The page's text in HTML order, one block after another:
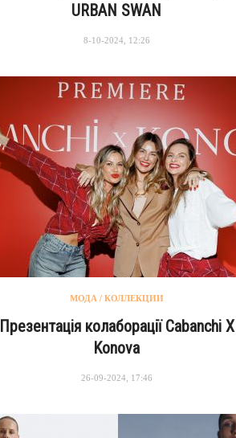
URBAN SWAN
8-10-2024, 12:26
МОДА / КОЛЛЕКЦИИ
Презентація колаборації Cabanchi X
Konova
26-09-2024, 17:46